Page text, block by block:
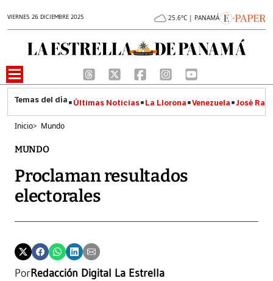
VIERNES 26 DICIEMBRE 2025 25.6°C | PANAMÁ
Últimas Noticias La Llorona Venezuela José
Inicio> Mundo
MUNDO
Proclaman resultados
electorales
PorRedacción Digital La Estrella